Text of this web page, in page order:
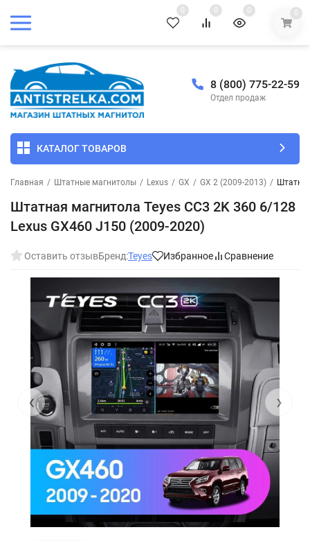
0 0 0 0
8 (800) 775-22-59
Отдел продаж
КАТАЛОГ ТОВАРОВ
Главная / Штатные магнитолы / Lexus / GX / GX 2 (2009-2013) /
Штатная магнитола Teyes CC3 2K 360 6/128
Lexus GX460 J150 (2009-2020)
Оставить отзывБренд:Teyes Избранное Сравнение
‹ ›